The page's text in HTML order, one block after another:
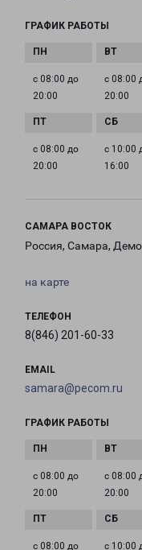
ГРАФИК РАБОТЫ
с 08:00 до
20:00
с 08:00
20:00
с 08:00 до
20:00
с 10:00
16:00
САМАРА ВОСТОК
Россия, Самара,
на карте
ТЕЛЕФОН
8(846) 201-60-33
EMAIL
samara@pecom.ru
ГРАФИК РАБОТЫ
с 08:00 до
20:00
с 08:00
20:00
с 08:00 до с 10:00